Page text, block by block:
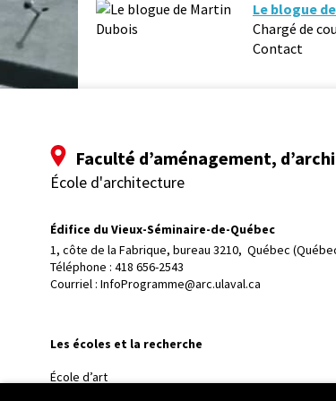
Le blogue
Chargé de
Contact
Faculté d’aménagement,
École d'architecture
Édifice du Vieux-Séminaire-de-Québec
1, côte de la Fabrique, bureau 3210, Québec
Téléphone : 418 656-2543
Courriel : InfoProgramme@arc.ulaval.ca
Les écoles et la recherche
École d’art